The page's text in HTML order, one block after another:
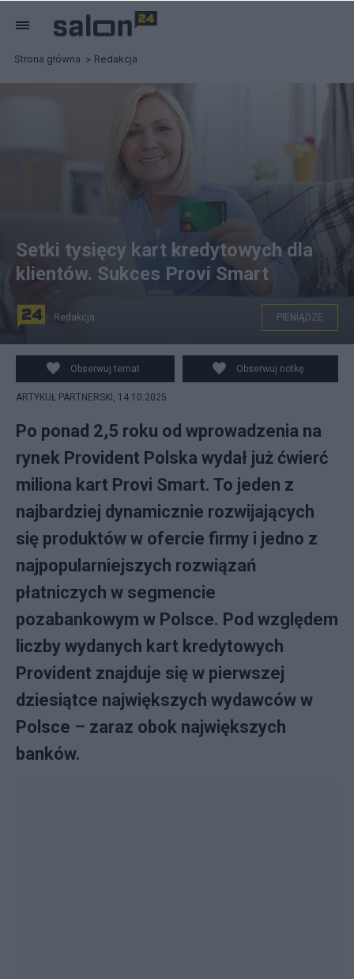
Strona główna Redakcja
Setki tysięcy kart kredytowych dla
klientów. Sukces Provi Smart
Redakcja PIENIĄDZE
Obserwuj temat Obserwuj notkę
ARTYKUŁ PARTNERSKI, 14.10.2025
Po ponad 2,5 roku od wprowadzenia na
rynek Provident Polska wydał już ćwierć
miliona kart Provi Smart. To jeden z
najbardziej dynamicznie rozwijających
się produktów w ofercie firmy i jedno z
najpopularniejszych rozwiązań
płatniczych w segmencie
pozabankowym w Polsce. Pod względem
liczby wydanych kart kredytowych
Provident znajduje się w pierwszej
dziesiątce największych wydawców w
Polsce – zaraz obok największych
banków.